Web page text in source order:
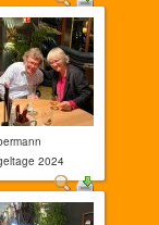
2024